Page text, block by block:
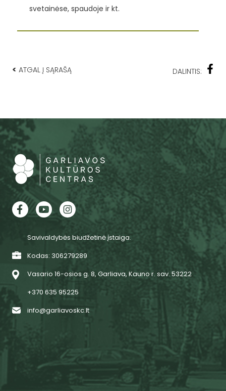
svetainėse, spaudoje ir kt.
< ATGAL Į SĄRAŠĄ DALINTIS:
Savivaldybės biudžetinė įstaiga.
Kodas: 306279289
Vasario 16-osios g. 8, Garliava, Kauno r. sav. 53222
+370 635 95225
info@garliavoskc.lt